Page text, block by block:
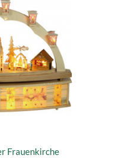
Frauenkirche